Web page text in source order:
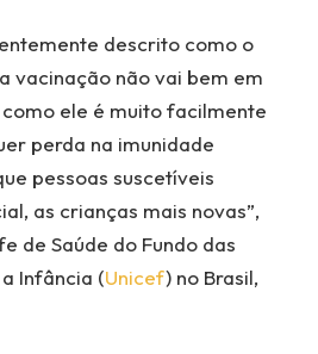
descrito como o
vacinação não vai bem em
ele é muito facilmente
perda na imunidade
pessoas suscetíveis
as crianças mais novas”,
de Saúde do Fundo das
Infância (Unicef) no Brasil,